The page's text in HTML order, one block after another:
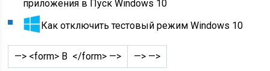
приложения в Пуск Windows 10
Как отключить тестовый режим Windows 10
—> <form> В </form> —> —> —>